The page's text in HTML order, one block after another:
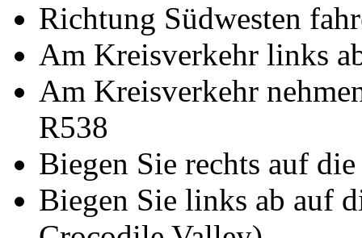
Richtung Südwesten
Am Kreisverkehr links
Am Kreisverkehr
R538
Biegen Sie rechts auf
Biegen Sie links ab auf